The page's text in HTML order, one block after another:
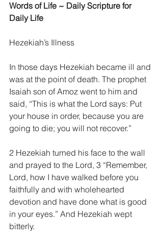
Words of Life ~ Daily Scripture for
Daily Life
Hezekiah’s Illness
In those days Hezekiah became ill and
was at the point of death. The prophet
Isaiah son of Amoz went to him and
said, “This is what the Lord says: Put
your house in order, because you are
going to die; you will not recover.”
2 Hezekiah turned his face to the wall
and prayed to the Lord, 3 “Remember,
Lord, how I have walked before you
faithfully and with wholehearted
devotion and have done what is good
in your eyes.” And Hezekiah wept
bitterly.